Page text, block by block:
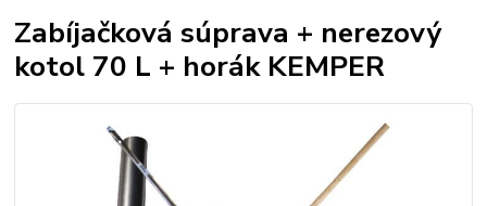
Zabíjačková súprava + nerezový
kotol 70 L + horák KEMPER